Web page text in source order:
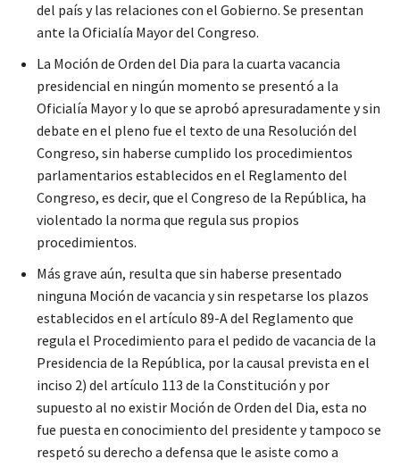
del país y las relaciones con el Gobierno. Se presentan
ante la Oficialía Mayor del Congreso.
La Moción de Orden del Dia para la cuarta vacancia
presidencial en ningún momento se presentó a la
Oficialía Mayor y lo que se aprobó apresuradamente y sin
debate en el pleno fue el texto de una Resolución del
Congreso, sin haberse cumplido los procedimientos
parlamentarios establecidos en el Reglamento del
Congreso, es decir, que el Congreso de la República, ha
violentado la norma que regula sus propios
procedimientos.
Más grave aún, resulta que sin haberse presentado
ninguna Moción de vacancia y sin respetarse los plazos
establecidos en el artículo 89-A del Reglamento que
regula el Procedimiento para el pedido de vacancia de la
Presidencia de la República, por la causal prevista en el
inciso 2) del artículo 113 de la Constitución y por
supuesto al no existir Moción de Orden del Dia, esta no
fue puesta en conocimiento del presidente y tampoco se
respetó su derecho a defensa que le asiste como a